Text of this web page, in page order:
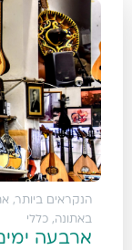
הנקראים ביותר,
באתונה, כללי
ארבעה